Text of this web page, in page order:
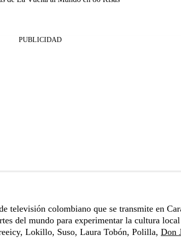
PUBLICIDAD
televisión colombiano que se transmite en
del mundo para experimentar la cultura
Lokillo, Suso, Laura Tobón, Polilla, Don